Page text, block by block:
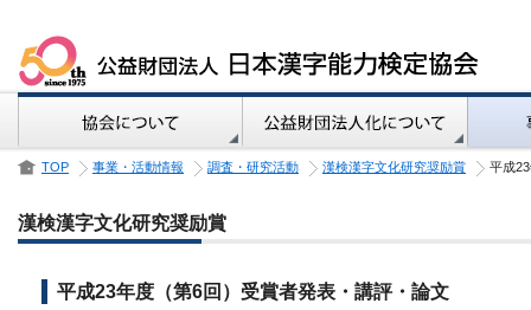
TOP 事業・活動情報 調査・研究活動 漢検漢字文化研究奨励賞 平成
漢検漢字文化研究奨励賞
平成23年度（第6回）受賞者発表・講評・論文